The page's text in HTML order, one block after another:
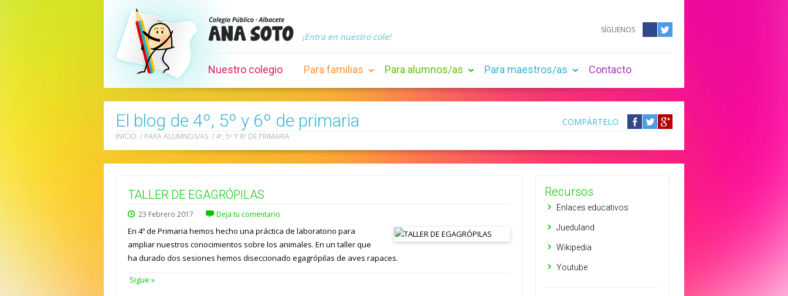
¡Entra en nuestro cole!
SÍGUENOS
Nuestro colegio Para familias Para alumnos/as Para maestros/as Contacto
El blog de 4º, 5º y 6º de primaria COMPÁRTELO
Compártelo
Facebook
Compártelo
Twitter
Compártelo
Google
INICIO / PARA ALUMNOS/AS / 4º, 5º Y 6º DE PRIMARIA
TALLER DE EGAGRÓPILAS
23 Febrero 2017 Deja tu comentario
En 4º de Primaria hemos hecho una práctica de laboratorio para
ampliar nuestros conocimientos sobre los animales. En un taller que
ha durado dos sesiones hemos diseccionado egagrópilas de aves rapaces.
Sigue »
Recursos
Enlaces educativos
Jueduland
Wikipedia
Youtube